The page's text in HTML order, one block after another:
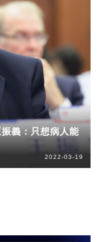
義：只想病人能
2022-03-19